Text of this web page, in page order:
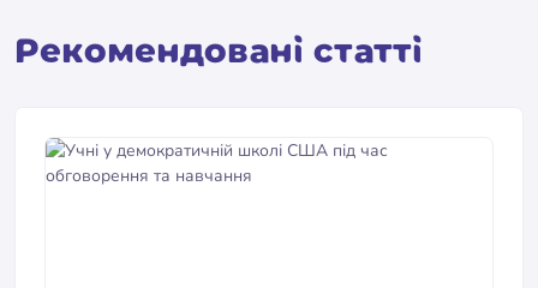
Pекомендовані статті